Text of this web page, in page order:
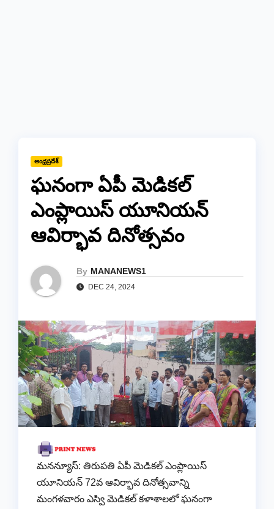
ఆంధ్రప్రదేశ్
ఘనంగా ఏపీ మెడికల్
ఎంప్లాయిస్ యూనియన్
ఆవిర్భావ దినోత్సవం
By MANANEWS1
DEC 24, 2024
మనన్యూస్: తిరుపతి ఏపీ మెడికల్ ఎంప్లాయిస్
యూనియన్ 72వ ఆవిర్భావ దినోత్సవాన్ని
మంగళవారం ఎస్వి మెడికల్ కళాశాలలో ఘనంగా